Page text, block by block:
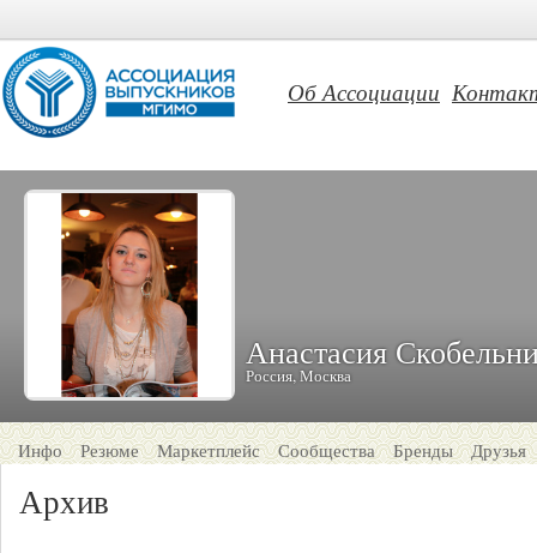
Об Ассоциации
Анастасия
Россия, Москва
Инфо Резюме Маркетплейс Сообщества Бренды Друзья
Архив